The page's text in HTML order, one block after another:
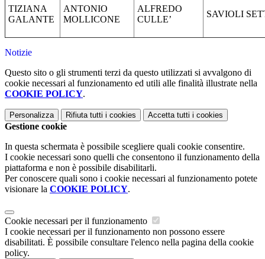
TIZIANA
GALANTE
ANTONIO
MOLLICONE
ALFREDO
CULLE’
SAVIOLI
Notizie
Questo sito o gli strumenti terzi da questo utilizzati si avvalgono di
cookie necessari al funzionamento ed utili alle finalità illustrate nella
COOKIE POLICY.
Personalizza Rifiuta tutti i cookies Accetta tutti i cookies
Gestione cookie
In questa schermata è possibile scegliere quali cookie consentire.
I cookie necessari sono quelli che consentono il funzionamento della
piattaforma e non è possibile disabilitarli.
Per conoscere quali sono i cookie necessari al funzionamento potete
visionare la COOKIE POLICY.
Cookie necessari per il funzionamento
I cookie necessari per il funzionamento non possono essere
disabilitati. È possibile consultare l'elenco nella pagina della cookie
policy.